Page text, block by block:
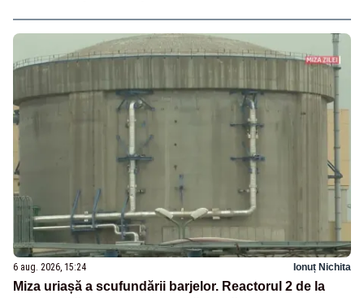
6 aug. 2026, 15:24 Ionuț Nichita
Miza uriașă a scufundării barjelor. Reactorul 2 de la